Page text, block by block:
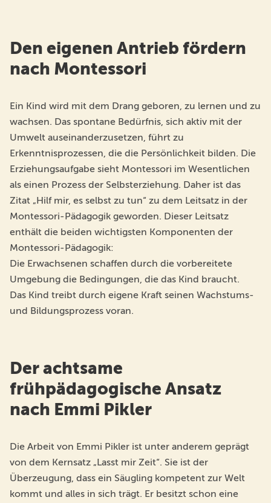
Den eigenen Antrieb fördern
nach Montessori
Ein Kind wird mit dem Drang geboren, zu lernen und zu
wachsen. Das spontane Bedürfnis, sich aktiv mit der
Umwelt auseinanderzusetzen, führt zu
Erkenntnisprozessen, die die Persönlichkeit bilden. Die
Erziehungsaufgabe sieht Montessori im Wesentlichen
als einen Prozess der Selbsterziehung. Daher ist das
Zitat „Hilf mir, es selbst zu tun“ zu dem Leitsatz in der
Montessori-Pädagogik geworden. Dieser Leitsatz
enthält die beiden wichtigsten Komponenten der
Montessori-Pädagogik:
Die Erwachsenen schaffen durch die vorbereitete
Umgebung die Bedingungen, die das Kind braucht.
Das Kind treibt durch eigene Kraft seinen Wachstums-
und Bildungsprozess voran.
Der achtsame
frühpädagogische Ansatz
nach Emmi Pikler
Die Arbeit von Emmi Pikler ist unter anderem geprägt
von dem Kernsatz „Lasst mir Zeit“. Sie ist der
Überzeugung, dass ein Säugling kompetent zur Welt
kommt und alles in sich trägt. Er besitzt schon eine